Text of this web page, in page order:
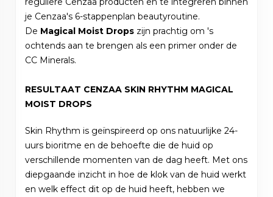
je Cenzaa's 6-stappenplan beautyroutine.
De Magical Moist Drops zijn prachtig om 's
ochtends aan te brengen als een primer onder de
CC Minerals.
RESULTAAT CENZAA SKIN RHYTHM MAGICAL
MOIST DROPS
Skin Rhythm is geïnspireerd op ons natuurlijke 24-
uurs bioritme en de behoefte die de huid op
verschillende momenten van de dag heeft. Met ons
diepgaande inzicht in hoe de klok van de huid werkt
en welk effect dit op de huid heeft, hebben we